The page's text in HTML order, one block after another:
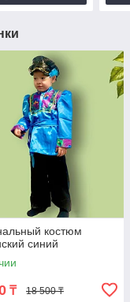
костюм
синий
₸ 18 500 ₸